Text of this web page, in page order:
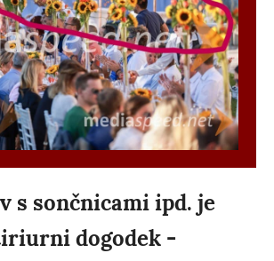
s sončnicami ipd. je
dogodek -